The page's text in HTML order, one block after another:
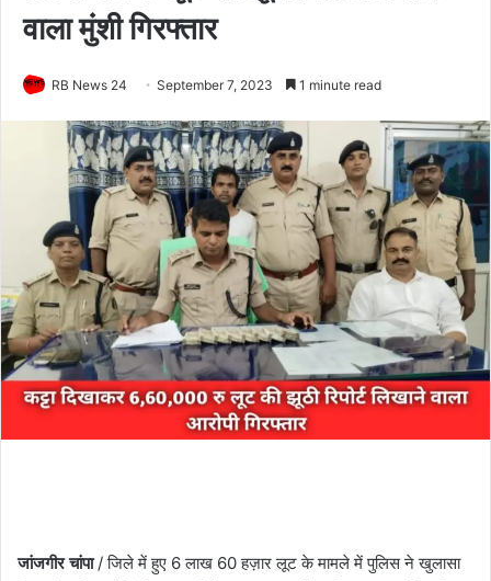
वाला मुंशी गिरफ्तार
RB News 24 September 7, 2023 1 minute read
जांजगीर चांपा/ जिले में हुए 6 लाख 60 हज़ार लूट के मामले में पुलिस ने खुलासा